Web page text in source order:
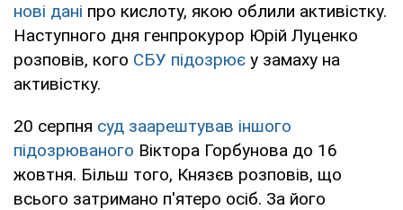
нові дані про кислоту, якою облили активістку.
Наступного дня генпрокурор Юрій Луценко
розповів, кого СБУ підозрює у замаху на
активістку.
20 серпня суд заарештував іншого
підозрюваного Віктора Горбунова до 16
жовтня. Більш того, Князєв розповів, що
всього затримано п'ятеро осіб. За його